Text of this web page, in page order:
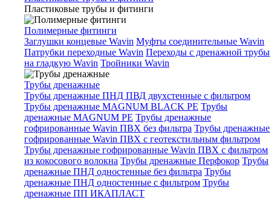
Пластиковые трубы и фитинги
Полимерные фитинги
Заглушки концевые Wavin Муфты соединительные Wavin
Патрубки переходные Wavin Переходы с дренажной трубы
на гладкую Wavin Тройники Wavin
Трубы дренажные
Трубы дренажные ПНД ПВД двухстенные с фильтром
Трубы дренажные MAGNUM BLACK PE Трубы
дренажные MAGNUM PE Трубы дренажные
гофрированные Wavin ПВХ без фильтра Трубы дренажные
гофрированные Wavin ПВХ с геотекстильным фильтром
Трубы дренажные гофрированные Wavin ПВХ с фильтром
из кокосового волокна Трубы дренажные Перфокор Трубы
дренажные ПНД одностенные без фильтра Трубы
дренажные ПНД одностенные с фильтром Трубы
дренажные ПП ИКАПЛАСТ